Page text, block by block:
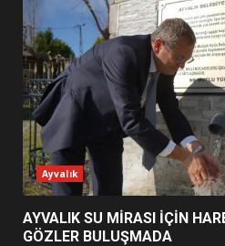
1
AYVALIK SU
HAREKETE
BULUŞMADA
2
ESA
NEYİ
Ayvalık
AYVALIK SU MİRASI İÇİN
GÖZLER BULUŞMADA